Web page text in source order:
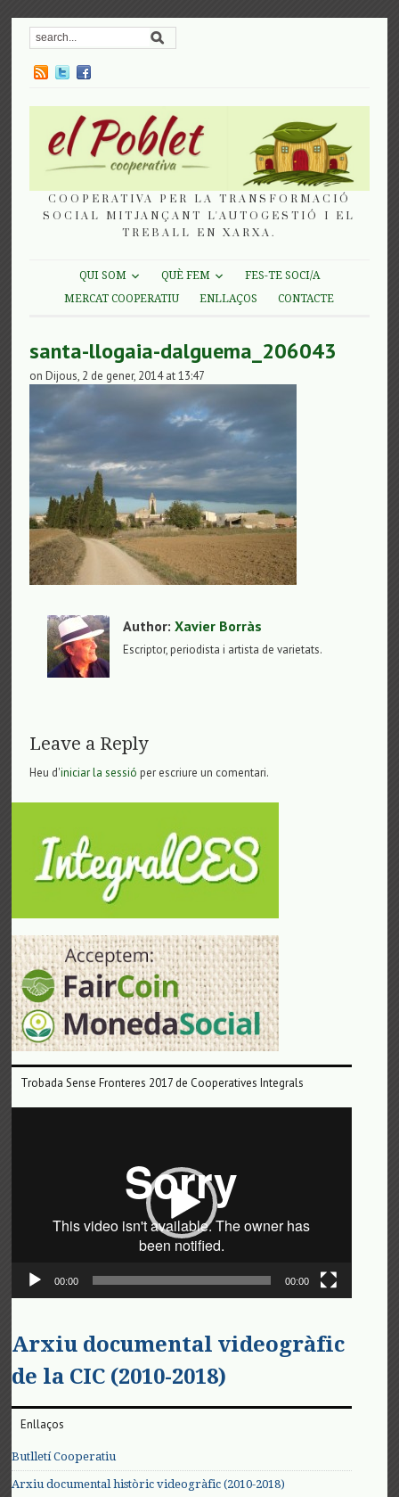
COOPERATIVA PER LA TRANSFORMACIÓ
SOCIAL MITJANÇANT L'AUTOGESTIÓ I EL
TREBALL EN XARXA.
QUI SOM QUÈ FEM
FES-TE SOCI/A
MERCAT COOPERATIU
ENLLAÇOS CONTACTE
santa-llogaia-dalguema_206043
on Dijous, 2 de gener, 2014 at 13:47
Author:Xavier Borràs
Escriptor, periodista i artista de varietats.
Leave a Reply
Heu d'iniciar la sessió per escriure un comentari.
Trobada Sense Fronteres 2017 de Cooperatives Integrals
00:00 00:00
Arxiu documental videogràfic
de la CIC (2010-2018)
Enllaços
Butlletí Cooperatiu
Arxiu documental històric videogràfic (2010-2018)